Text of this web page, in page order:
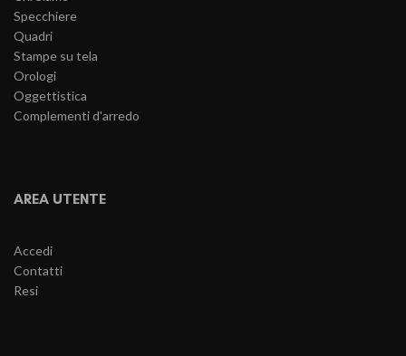
Specchiere
Quadri
Stampe su tela
Orologi
Oggettistica
Complementi d'arredo
AREA UTENTE
Accedi
Contatti
Resi